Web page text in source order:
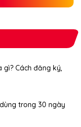
gì? Cách đăng ký,
trong 30 ngày